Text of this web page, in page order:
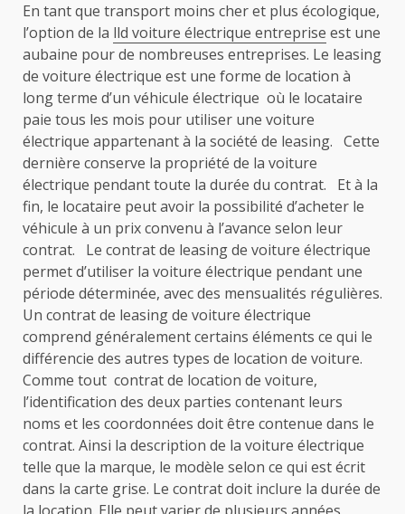
En tant que transport moins cher et plus écologique,
l’option de la lld voiture électrique entreprise est une
aubaine pour de nombreuses entreprises. Le leasing
de voiture électrique est une forme de location à
long terme d’un véhicule électrique où le locataire
paie tous les mois pour utiliser une voiture
électrique appartenant à la société de leasing. Cette
dernière conserve la propriété de la voiture
électrique pendant toute la durée du contrat. Et à la
fin, le locataire peut avoir la possibilité d’acheter le
véhicule à un prix convenu à l’avance selon leur
contrat. Le contrat de leasing de voiture électrique
permet d’utiliser la voiture électrique pendant une
période déterminée, avec des mensualités régulières.
Un contrat de leasing de voiture électrique
comprend généralement certains éléments ce qui le
différencie des autres types de location de voiture.
Comme tout contrat de location de voiture,
l’identification des deux parties contenant leurs
noms et les coordonnées doit être contenue dans le
contrat. Ainsi la description de la voiture électrique
telle que la marque, le modèle selon ce qui est écrit
dans la carte grise. Le contrat doit inclure la durée de